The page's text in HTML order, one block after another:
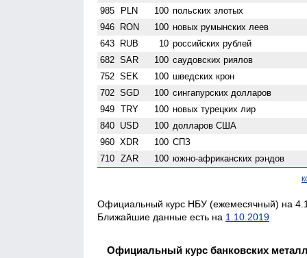
985
PLN 100 польских злотых
946
RON 100 новых румынских леев
643
RUB 10 российских рублей
682 SAR 100 саудовских риялов
752 SEK 100 шведских крон
702 SGD 100 сингапурских долларов
949
TRY 100 новых турецких лир
840
USD 100 долларов США
960 XDR 100 СПЗ
710
ZAR 100 южно-африканских рэндов
Официальный курс НБУ (ежемесячный) на
Ближайшие данные есть на 1.10.2019
Официальный курс банковских